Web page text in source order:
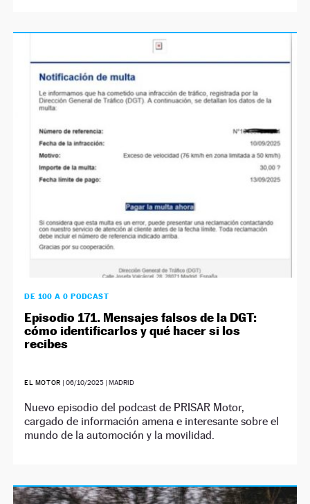
DE 100 A 0 PODCAST
Episodio 171. Mensajes falsos de la DGT:
cómo identificarlos y qué hacer si los
recibes
EL MOTOR |06/10/2025 | MADRID
Nuevo episodio del podcast de PRISAR Motor,
cargado de información amena e interesante sobre el
mundo de la automoción y la movilidad.